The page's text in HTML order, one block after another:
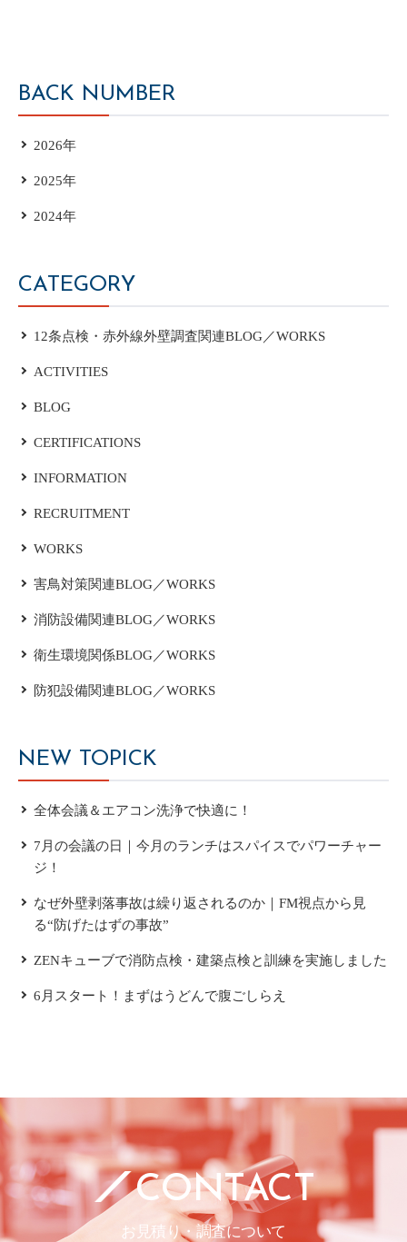
BACK NUMBER
2026年
2025年
2024年
CATEGORY
12条点検・赤外線外壁調査関連BLOG／WORKS
ACTIVITIES
BLOG
CERTIFICATIONS
INFORMATION
RECRUITMENT
WORKS
害鳥対策関連BLOG／WORKS
消防設備関連BLOG／WORKS
衛生環境関係BLOG／WORKS
防犯設備関連BLOG／WORKS
NEW TOPICK
全体会議＆エアコン洗浄で快適に！
7月の会議の日｜今月のランチはスパイスでパワーチャー
ジ！
なぜ外壁剥落事故は繰り返されるのか｜FM視点から見
る“防げたはずの事故”
ZENキューブで消防点検・建築点検と訓練を実施しました
6月スタート！まずはうどんで腹ごしらえ
CONTACT
お見積り・調査について